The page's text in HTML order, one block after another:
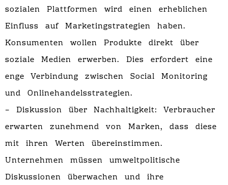
sozialen Plattformen wird einen erheblichen
Einfluss auf Marketingstrategien haben.
Konsumenten wollen Produkte direkt über
soziale Medien erwerben. Dies erfordert eine
enge Verbindung zwischen Social Monitoring
und Onlinehandelsstrategien.
– Diskussion über Nachhaltigkeit: Verbraucher
erwarten zunehmend von Marken, dass diese
mit ihren Werten übereinstimmen.
Unternehmen müssen umweltpolitische
Diskussionen überwachen und ihre